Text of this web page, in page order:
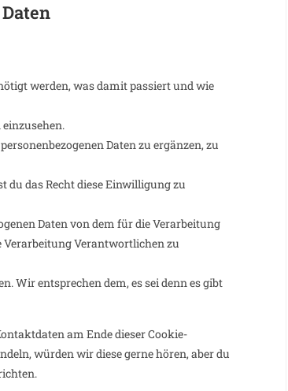
werden, was damit passiert und wie
Daten zu ergänzen, zu
du das Recht diese Einwilligung zu
Daten von dem für die Verarbeitung
Verantwortlichen zu
Wir entsprechen dem, es sei denn es gibt
am Ende dieser Cookie-
würden wir diese gerne hören, aber du